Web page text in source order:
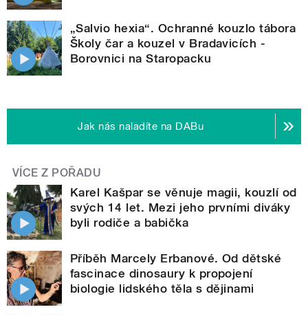
„Salvio hexia“. Ochranné kouzlo tábora
Školy čar a kouzel v Bradavicích -
Borovnici na Staropacku
Jak nás naladíte na DABu
VÍCE Z POŘADU
Karel Kašpar se věnuje magii, kouzlí od
svých 14 let. Mezi jeho prvními diváky
byli rodiče a babička
Příběh Marcely Erbanové. Od dětské
fascinace dinosaury k propojení
biologie lidského těla s dějinami